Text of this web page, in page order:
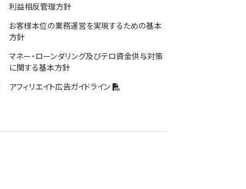
利益相反管理方針
お客様本位の業務運営を実現するための基本
方針
マネー・ローンダリング及びテロ資金供与対策
に関する基本方針
アフィリエイト広告ガイドライン